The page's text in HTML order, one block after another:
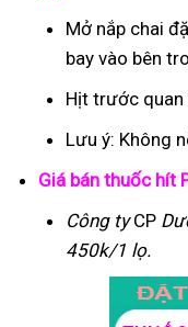
Mở nắp chai
bay vào bên
Hịt trước quan
Lưu ý: Không
Giá bán thuốc hít
Công tyCP
450k/1 lọ.